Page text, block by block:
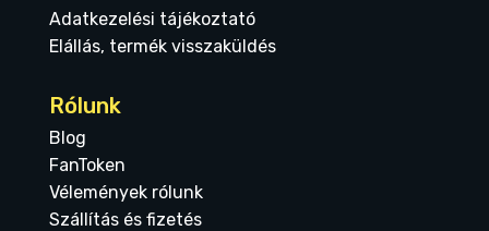
Adatkezelési tájékoztató
Elállás, termék visszaküldés
Rólunk
Blog
FanToken
Vélemények rólunk
Szállítás és fizetés